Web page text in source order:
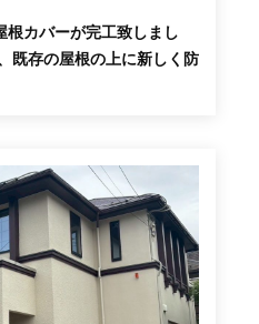
根カバーが完工致しまし
既存の屋根の上に新しく防